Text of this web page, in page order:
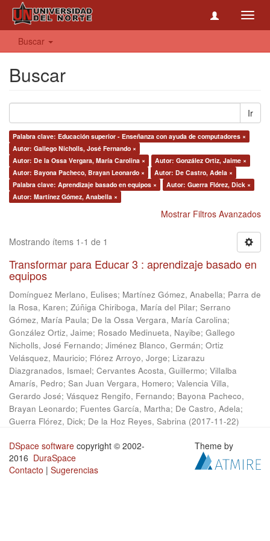
Buscar
Buscar
Ir
Palabra clave: Educación superior - Enseñanza con ayuda de computadores ×
Autor: Gallego Nicholls, José Fernando ×
Autor: De la Ossa Vergara, María Carolina ×
Autor: González Ortiz, Jaime ×
Autor: Bayona Pacheco, Brayan Leonardo ×
Autor: De Castro, Adela ×
Palabra clave: Aprendizaje basado en equipos ×
Autor: Guerra Flórez, Dick ×
Autor: Martínez Gómez, Anabella ×
Mostrar Filtros Avanzados
Mostrando ítems 1-1 de 1
Transformar para Educar 3 : aprendizaje basado en
equipos
Domínguez Merlano, Eulises; Martínez Gómez, Anabella; Parra de
la Rosa, Karen; Zúñiga Chiriboga, María del Pilar; Serrano
Gómez, María Paula; De la Ossa Vergara, María Carolina;
González Ortiz, Jaime; Rosado Medinueta, Nayibe; Gallego
Nicholls, José Fernando; Jiménez Blanco, Germán; Ortiz
Velásquez, Mauricio; Flórez Arroyo, Jorge; Lizarazu
Diazgranados, Ismael; Cervantes Acosta, Guillermo; Villalba
Amarís, Pedro; San Juan Vergara, Homero; Valencia Villa,
Gerardo José; Vásquez Rengifo, Fernando; Bayona Pacheco,
Brayan Leonardo; Fuentes García, Martha; De Castro, Adela;
Guerra Flórez, Dick; De la Hoz Reyes, Sabrina (2017-11-22)
DSpace software copyright © 2002-
2016 DuraSpace
Contacto | Sugerencias
Theme by